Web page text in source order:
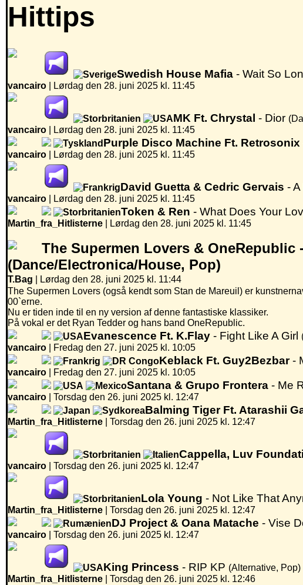
Hittips
Swedish House Mafia - Wait So
vancairo
Lørdag den 28. juni 2025 kl. 11:45
MK Ft. Chrystal - Dior
vancairo
Lørdag den 28. juni 2025 kl. 11:45
Purple Disco Machine Ft. Retrosonix
vancairo
Lørdag den 28. juni 2025 kl. 11:45
David Guetta & Cedric Gervais -
vancairo
Lørdag den 28. juni 2025 kl. 11:45
Token & Ren - What Does Your
Martin_fra_Hitlisterne
Lørdag den 28. juni 2025 kl. 11:45
The Supermen Lovers & OneRepublic -
(Dance/Electronica/House, Pop)
T.Bag | Lørdag den 28. juni 2025 kl. 11:44
The Supermen Lovers (også kendt som Stan de Mareuil) er
00`erne.
Nu er tiden inde til en ny version af denne fantastiske klassiker.
På vokal er det Ryan Tedder og hans band OneRepublic.
Evanescence Ft. K.Flay - Fight Like A Girl
vancairo
Fredag den 27. juni 2025 kl. 10:05
Keblack Ft. Guy2Bezbar-
vancairo
Fredag den 27. juni 2025 kl. 10:05
Santana & Grupo Frontera - Me
vancairo
Torsdag den 26. juni 2025 kl. 12:47
Balming Tiger Ft. Atarashii
Martin_fra_Hitlisterne
Torsdag den 26. juni 2025 kl. 12:47
Cappella, Luv
vancairo
Torsdag den 26. juni 2025 kl. 12:47
Lola Young - Not Like That
Martin_fra_Hitlisterne
Torsdag den 26. juni 2025 kl. 12:47
DJ Project & Oana Matache - Vise
vancairo
Torsdag den 26. juni 2025 kl. 12:47
King Princess - RIP KP (Alternative, Pop)
Martin_fra_Hitlisterne
Torsdag den 26. juni 2025 kl. 12:46